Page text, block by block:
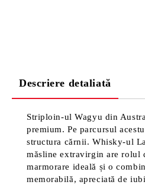
Descriere detaliată
Striploin-ul Wagyu din
premium. Pe parcursul
structura cărnii. Whisky-ul
măsline extravirgin are rolul
marmorare ideală și o
memorabilă, apreciată de